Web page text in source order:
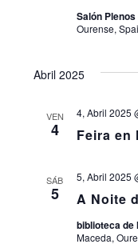
Salón
Ourense,
Abril 2025
VEN
4 Feira en
4, Abril 2025
SÁB
5 A Noite
5, Abril 2025
biblioteca de
Maceda,